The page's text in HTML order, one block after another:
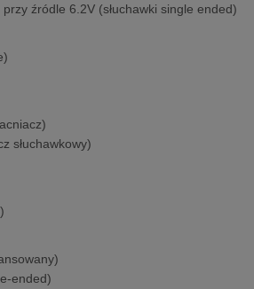
źródle 6.2V (słuchawki single ended)
słuchawkowy)
ended)